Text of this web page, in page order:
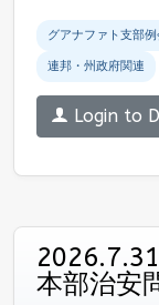
グアナファト支部例
連邦・州政府関連
Login to
本部治安